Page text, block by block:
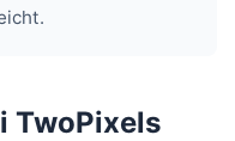
TwoPixels